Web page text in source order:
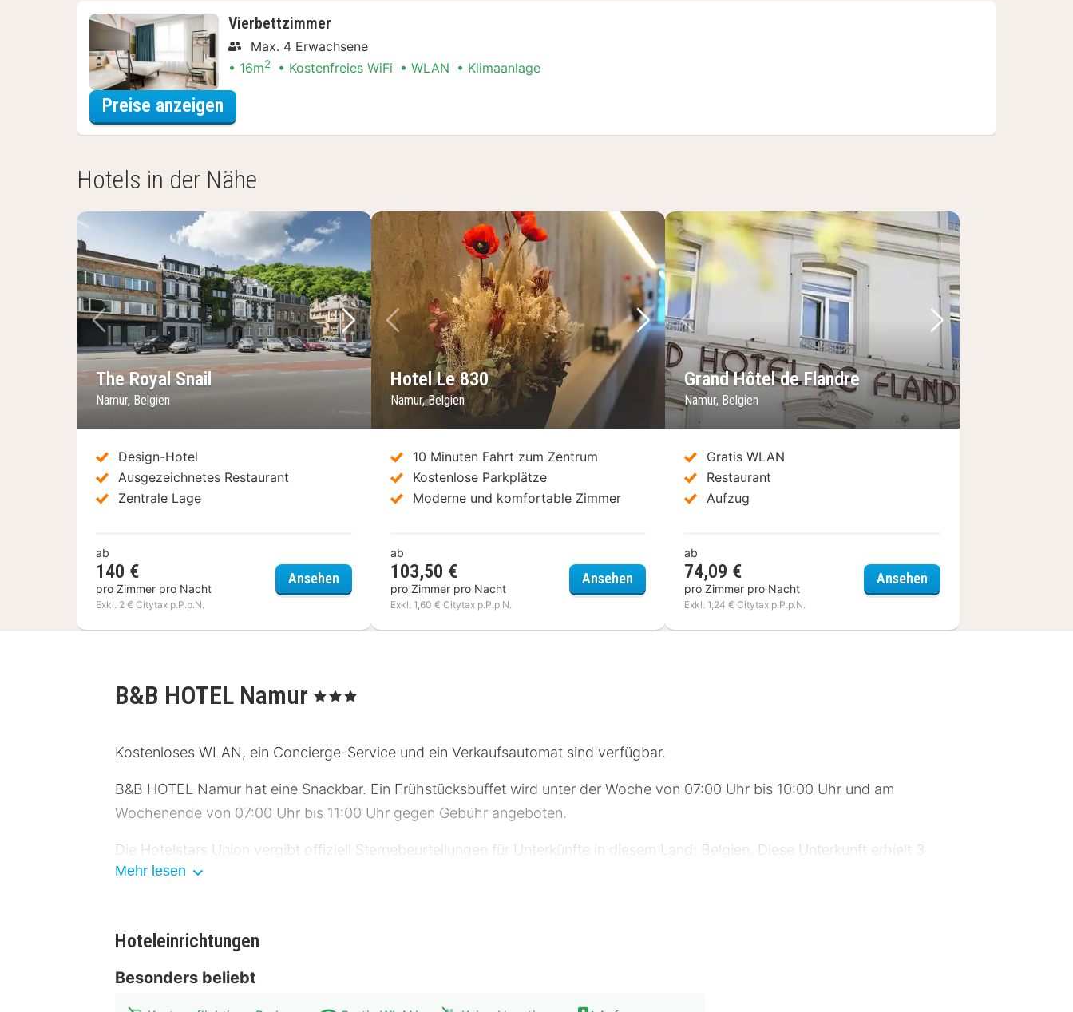
Vierbettzimmer
Max. 4 Erwachsene
16m2 Kostenfreies WiFi WLAN Klimaanlage
Preise anzeigen
Hotels in der Nähe
Vorheriges Bild
Nächstes Bild
The Royal Snail
Namur, Belgien
Design-Hotel
Ausgezeichnetes Restaurant
Zentrale Lage
ab
140 €
pro Zimmer pro Nacht
Exkl. 2 € Citytax p.P.p.N.
AnsehenThe Royal Snail
Vorheriges Bild
Nächstes Bild
Hotel Le 830
Namur, Belgien
10 Minuten Fahrt zum Zentrum
Kostenlose Parkplätze
Moderne und komfortable Zimmer
ab
103,50 €
pro Zimmer pro Nacht
Exkl. 1,60 € Citytax p.P.p.N.
Ansehen Hotel Le 830
Vorheriges Bild
Nächstes Bild
Grand Hôtel de Flandre
Namur, Belgien
Gratis WLAN
Restaurant
Aufzug
ab
74,09 €
pro Zimmer pro Nacht
Exkl. 1,24 € Citytax p.P.p.N.
AnsehenGrand Hôtel de Flandre
B&B HOTEL Namur , 3 Sterne
Kostenloses WLAN, ein Concierge-Service und ein Verkaufsautomat sind verfügbar.
B&B HOTEL Namur hat eine Snackbar. Ein Frühstücksbuffet wird unter der Woche von 07:00 Uhr bis 10:00 Uhr und am
Wochenende von 07:00 Uhr bis 11:00 Uhr gegen Gebühr angeboten.
Die Hotelstars Union vergibt offiziell Sternebeurteilungen für Unterkünfte in diesem Land: Belgien. Diese Unterkunft erhielt 3
stars.
Folgendes: Parken ohne Service (kostenpflichtig).
Fühl dich in einem der 105 klimatisierten Zimmer mit Flachbildfernseher wie zu Hause. Ein WLAN-Internetzugang (kostenlos) ist
Mehr lesen
Hoteleinrichtungen
Besonders beliebt